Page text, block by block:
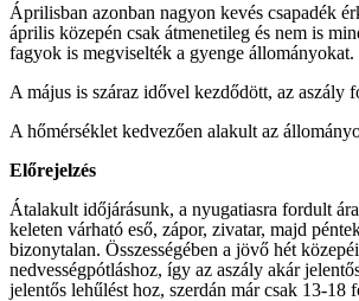
Áprilisban azonban nagyon kevés csapadék
április közepén csak átmenetileg és nem is
fagyok is megviselték a gyenge állományokat.
A május is száraz idővel kezdődött, az aszály
A hőmérséklet kedvezően alakult az
Előrejelzés
Átalakult időjárásunk, a nyugatiasra fordult
keleten várható eső, zápor, zivatar, majd
bizonytalan. Összességében a jövő hét
nedvességpótláshoz, így az aszály akár
jelentős lehűlést hoz, szerdán már csak 13-18